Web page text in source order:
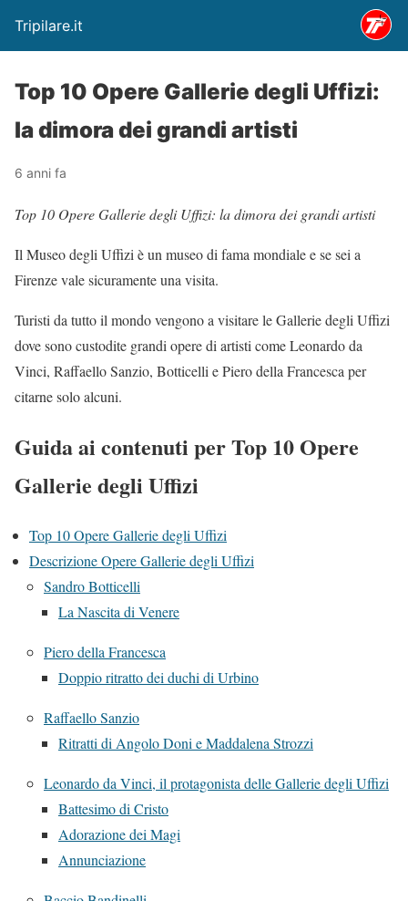
Tripilare.it
Top 10 Opere Gallerie degli Uffizi:
la dimora dei grandi artisti
6 anni fa
Top 10 Opere Gallerie degli Uffizi: la dimora dei grandi artisti
Il Museo degli Uffizi è un museo di fama mondiale e se sei a
Firenze vale sicuramente una visita.
Turisti da tutto il mondo vengono a visitare le Gallerie degli Uffizi
dove sono custodite grandi opere di artisti come Leonardo da
Vinci, Raffaello Sanzio, Botticelli e Piero della Francesca per
citarne solo alcuni.
Guida ai contenuti per Top 10 Opere
Gallerie degli Uffizi
Top 10 Opere Gallerie degli Uffizi
Descrizione Opere Gallerie degli Uffizi
Sandro Botticelli
La Nascita di Venere
Piero della Francesca
Doppio ritratto dei duchi di Urbino
Raffaello Sanzio
Ritratti di Angolo Doni e Maddalena Strozzi
Leonardo da Vinci, il protagonista delle Gallerie degli Uffizi
Battesimo di Cristo
Adorazione dei Magi
Annunciazione